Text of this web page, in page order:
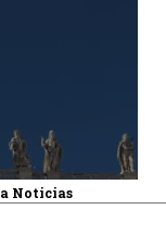
Noticias